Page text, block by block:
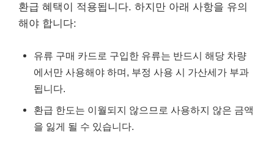
환급 혜택이 적용됩니다. 하지만 아래 사항을 유의
해야 합니다:
유류 구매 카드로 구입한 유류는 반드시 해당 차량
에서만 사용해야 하며, 부정 사용 시 가산세가 부과
됩니다.
환급 한도는 이월되지 않으므로 사용하지 않은 금액
을 잃게 될 수 있습니다.